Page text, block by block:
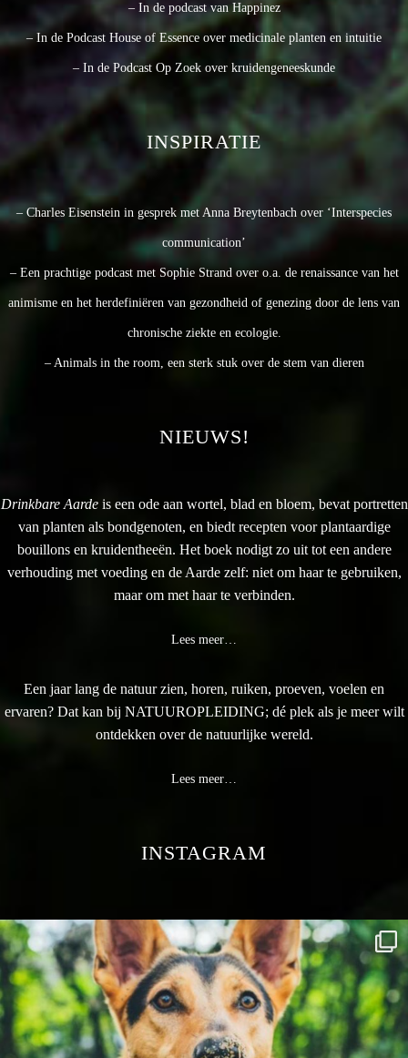
– In de podcast van Happinez
– In de Podcast House of Essence over medicinale planten en intuitie
– In de Podcast Op Zoek over kruidengeneeskunde
INSPIRATIE
– Charles Eisenstein in gesprek met Anna Breytenbach over ‘Interspecies
communication’
– Een prachtige podcast met Sophie Strand over o.a. de renaissance van het
animisme en het herdefiniëren van gezondheid of genezing door de lens van
chronische ziekte en ecologie.
– Animals in the room, een sterk stuk over de stem van dieren
NIEUWS!
Drinkbare Aarde is een ode aan wortel, blad en bloem, bevat portretten
van planten als bondgenoten, en biedt recepten voor plantaardige
bouillons en kruidentheeën. Het boek nodigt zo uit tot een andere
verhouding met voeding en de Aarde zelf: niet om haar te gebruiken,
maar om met haar te verbinden.
Lees meer…
Een jaar lang de natuur zien, horen, ruiken, proeven, voelen en
ervaren? Dat kan bij NATUUROPLEIDING; dé plek als je meer wilt
ontdekken over de natuurlijke wereld.
Lees meer…
INSTAGRAM